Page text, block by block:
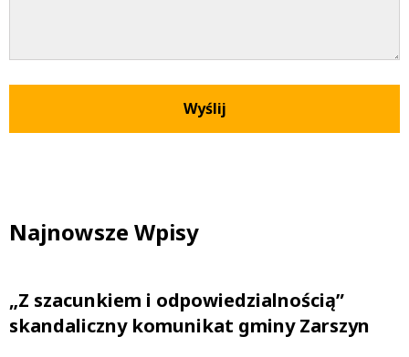
Najnowsze Wpisy
„Z szacunkiem i odpowiedzialnością”
skandaliczny komunikat gminy Zarszyn